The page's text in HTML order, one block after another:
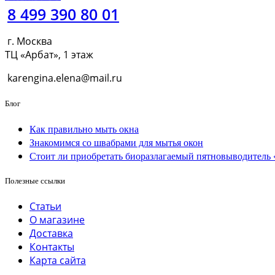
8 499 390 80 01
г. Москва
ТЦ «Арбат», 1 этаж
karengina.elena@mail.ru
Блог
Как правильно мыть окна
Знакомимся со швабрами для мытья окон
Стоит ли приобретать биоразлагаемый
Полезные ссылки
Статьи
О магазине
Доставка
Контакты
Карта сайта